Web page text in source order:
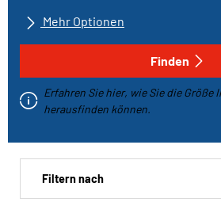
Mehr Optionen
Alle Marken
Fahrzeugtyp
Run-flat
Finden
Erfahren Sie hier, wie Sie die Größe
herausfinden können.
Filtern nach